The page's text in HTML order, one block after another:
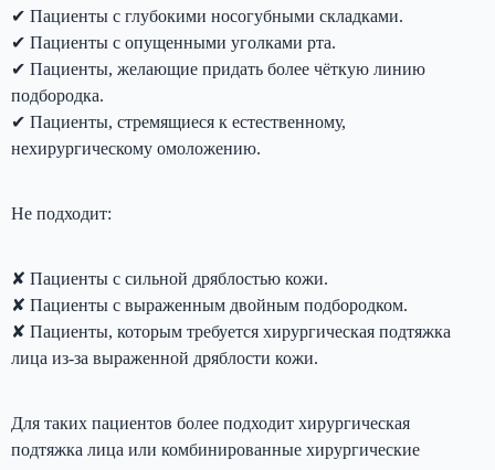
✔ Пациенты с глубокими носогубными складками.
✔ Пациенты с опущенными уголками рта.
✔ Пациенты, желающие придать более чёткую линию
подбородка.
✔ Пациенты, стремящиеся к естественному,
нехирургическому омоложению.
Не подходит:
✘ Пациенты с сильной дряблостью кожи.
✘ Пациенты с выраженным двойным подбородком.
✘ Пациенты, которым требуется хирургическая подтяжка
лица из-за выраженной дряблости кожи.
Для таких пациентов более подходит хирургическая
подтяжка лица или комбинированные хирургические